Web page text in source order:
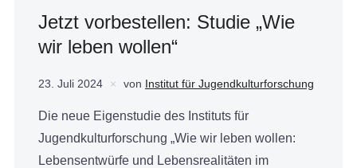
Jetzt vorbestellen: Studie „Wie
wir leben wollen“
23. Juli 2024 von Institut für Jugendkulturforschung
Die neue Eigenstudie des Instituts für
Jugendkulturforschung „Wie wir leben wollen:
Lebensentwürfe und Lebensrealitäten im